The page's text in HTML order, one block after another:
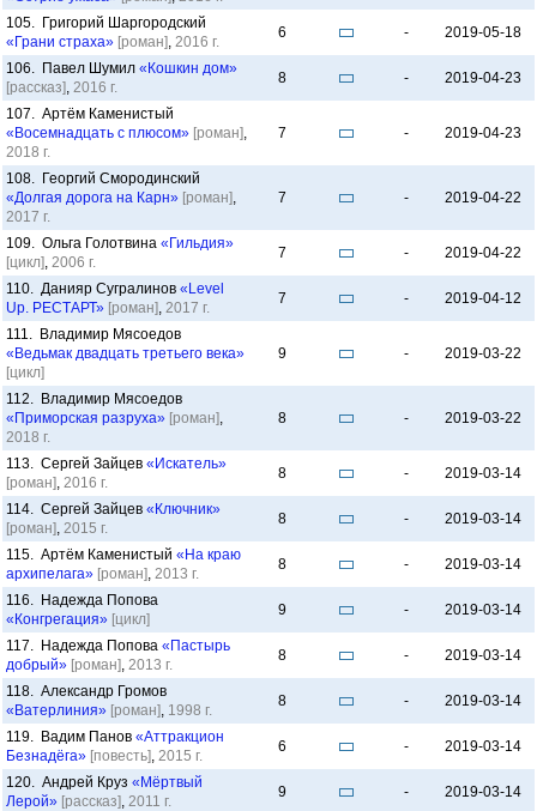
105. Григорий Шаргородский
«Грани страха» [роман], 2016 г.
6 - 2019-05-18
106. Павел Шумил «Кошкин дом»
[рассказ], 2016 г.
8 - 2019-04-23
107. Артём Каменистый
«Восемнадцать с плюсом» [роман],
2018 г.
7 - 2019-04-23
108. Георгий Смородинский
«Долгая дорога на Карн» [роман],
2017 г.
7 - 2019-04-22
109. Ольга Голотвина «Гильдия»
[цикл], 2006 г.
7 - 2019-04-22
110. Данияр Сугралинов «Level
Up. РЕСТАРТ» [роман], 2017 г.
7 - 2019-04-12
111. Владимир Мясоедов
«Ведьмак двадцать третьего века»
[цикл]
9 - 2019-03-22
112. Владимир Мясоедов
«Приморская разруха» [роман],
2018 г.
8 - 2019-03-22
113. Сергей Зайцев «Искатель»
[роман], 2016 г.
8 - 2019-03-14
114. Сергей Зайцев «Ключник»
[роман], 2015 г.
8 - 2019-03-14
115. Артём Каменистый «На краю
архипелага» [роман], 2013 г.
8 - 2019-03-14
116. Надежда Попова
«Конгрегация» [цикл]
9 - 2019-03-14
117. Надежда Попова «Пастырь
добрый» [роман], 2013 г.
8 - 2019-03-14
118. Александр Громов
«Ватерлиния» [роман], 1998 г.
8 - 2019-03-14
119. Вадим Панов «Аттракцион
Безнадёга» [повесть], 2015 г.
6 - 2019-03-14
120. Андрей Круз «Мёртвый
Лерой» [рассказ], 2011 г.
9 - 2019-03-14